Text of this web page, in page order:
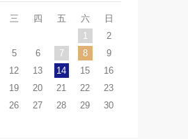
三 四 五 六
日
1
2
5 6 7 8
9
12 13 14 15
16
19 20 21 22
23
26 27 28 29
30